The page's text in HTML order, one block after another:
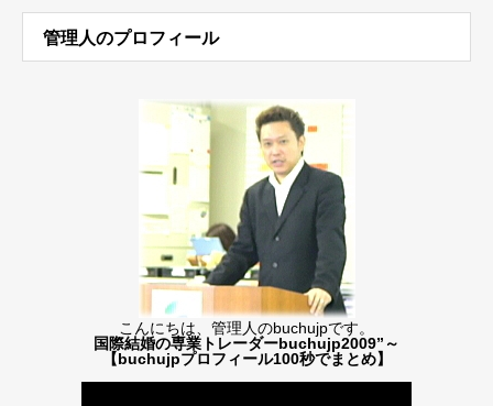
管理人のプロフィール
こんにちは、管理人のbuchujpです。
国際結婚の専業トレーダーbuchujp2009”～
【buchujpプロフィール100秒でまとめ】